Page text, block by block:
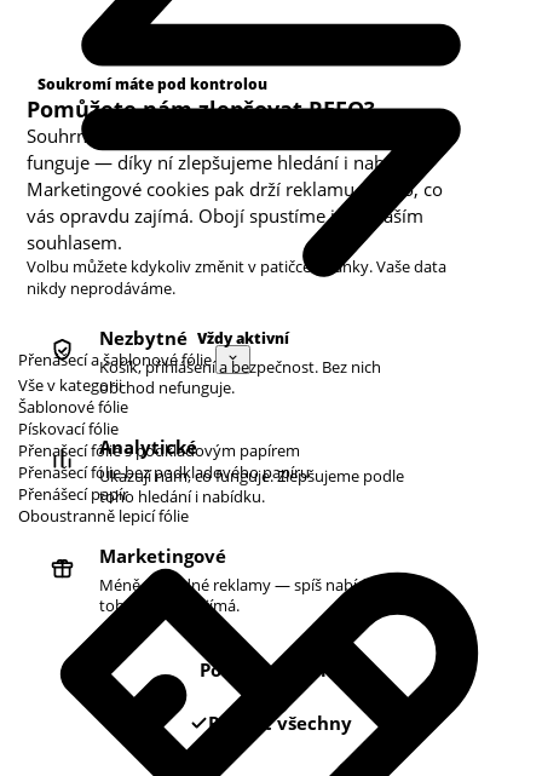
Přenášecí a šablonové fólie
Vše v kategorii
Šablonové fólie
Pískovací fólie
Přenašecí fólie s podkladovým papírem
Přenašecí fólie bez podkladového papíru
Přenášecí papír
Oboustranně lepicí fólie
Soukromí máte pod kontrolou
Pomůžete nám zlepšovat REFO?
Souhrnná analytika nám ukazuje, co v obchodě
funguje — díky ní zlepšujeme hledání i nabídku.
Marketingové cookies pak drží reklamu u toho, co
vás opravdu zajímá. Obojí spustíme jen s vaším
souhlasem.
Volbu můžete kdykoliv změnit v patičce stránky. Vaše data
nikdy neprodáváme.
Kategorie cookies
Nezbytné Vždy aktivní
Košík, přihlášení a bezpečnost. Bez nich
obchod nefunguje.
Analytické
Ukazují nám, co funguje. Zlepšujeme podle
toho hledání i nabídku.
Marketingové
Méně náhodné reklamy — spíš nabídky podle
toho, co vás zajímá.
Pouze nezbytné
Povolit všechny